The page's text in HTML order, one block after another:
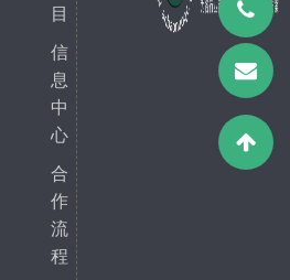
目
信
息
中
心
合
作
流
程